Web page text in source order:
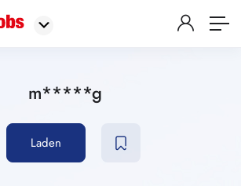
m*****g
Laden